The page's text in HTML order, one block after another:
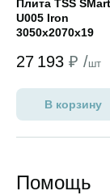
Плита TSS SMart
U005 Iron
3050x2070x19
27 193 ₽ /шт
В корзину
Помощь